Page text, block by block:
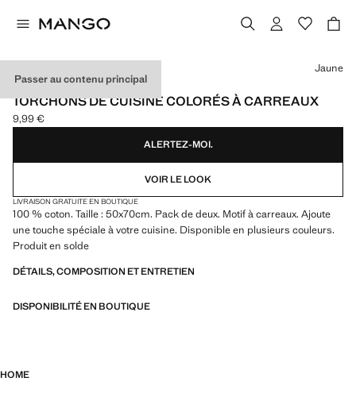
Passer au contenu principal
LOT DE 2
TORCHONS DE CUISINE COLORÉS À CARREAUX
Prix actuel [9,99 € ]
9,99 €
Choisissez une couleur
Jaune
ALERTEZ-MOI.
VOIR LE LOOK
LIVRAISON GRATUITE EN BOUTIQUE
100 % coton. Taille : 50x70cm. Pack de deux. Motif à carreaux. Ajoute
une touche spéciale à votre cuisine. Disponible en plusieurs couleurs.
Produit en solde
DÉTAILS, COMPOSITION ET ENTRETIEN
DISPONIBILITÉ EN BOUTIQUE
HOME